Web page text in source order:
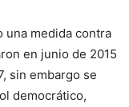
una medida contra
en junio de 2015
sin embargo se
democrático,